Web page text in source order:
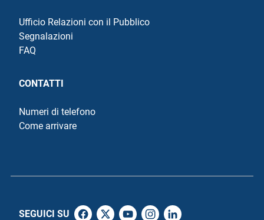
Ufficio Relazioni con il Pubblico
Segnalazioni
FAQ
CONTATTI
Numeri di telefono
Come arrivare
SEGUICI SU